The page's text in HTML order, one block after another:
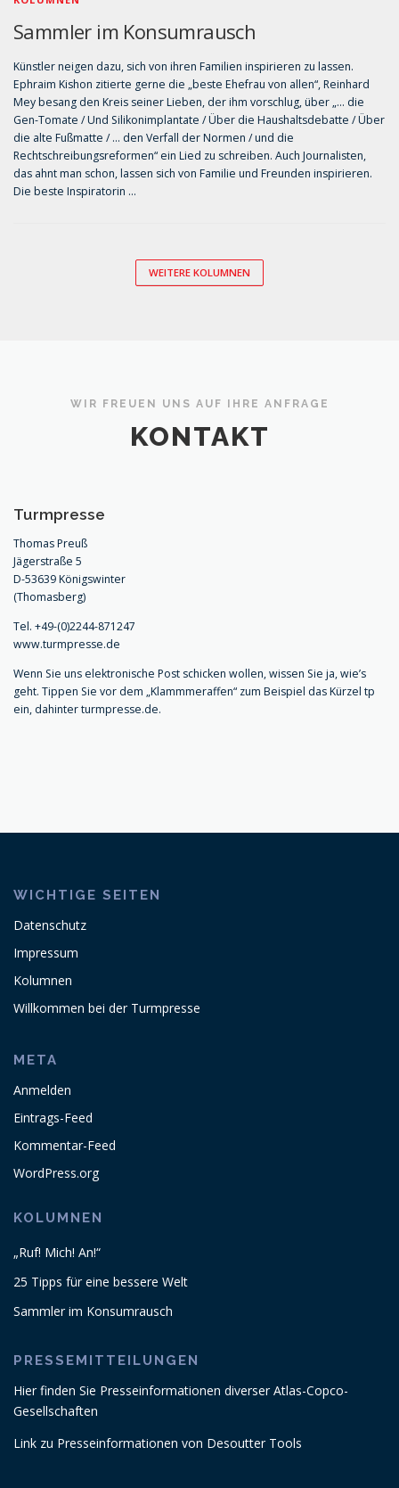
Sammler im Konsumrausch
Künstler neigen dazu, sich von ihren Familien inspirieren zu lassen.
Ephraim Kishon zitierte gerne die „beste Ehefrau von allen“, Reinhard
Mey besang den Kreis seiner Lieben, der ihm vorschlug, über „… die
Gen-Tomate / Und Silikonimplantate / Über die Haushaltsdebatte / Über
die alte Fußmatte / … den Verfall der Normen / und die
Rechtschreibungsreformen“ ein Lied zu schreiben. Auch Journalisten,
das ahnt man schon, lassen sich von Familie und Freunden inspirieren.
Die beste Inspiratorin …
WEITERE KOLUMNEN
WIR FREUEN UNS AUF IHRE ANFRAGE
KONTAKT
Turmpresse
Thomas Preuß
Jägerstraße 5
D-53639 Königswinter
(Thomasberg)
Tel. +49-(0)2244-871247
www.turmpresse.de
Wenn Sie uns elektronische Post schicken wollen, wissen Sie ja, wie’s
geht. Tippen Sie vor dem „Klammmeraffen“ zum Beispiel das Kürzel tp
ein, dahinter turmpresse.de.
WICHTIGE SEITEN
Datenschutz
Impressum
Kolumnen
Willkommen bei der Turmpresse
META
Anmelden
Eintrags-Feed
Kommentar-Feed
WordPress.org
KOLUMNEN
„Ruf! Mich! An!“
25 Tipps für eine bessere Welt
Sammler im Konsumrausch
PRESSEMITTEILUNGEN
Hier finden Sie Presseinformationen diverser Atlas-Copco-
Gesellschaften
Link zu Presseinformationen von Desoutter Tools